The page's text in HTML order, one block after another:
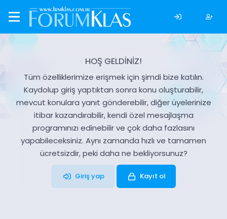
HOŞ GELDİNİZ!
Tüm özelliklerimize erişmek için şimdi bize katılın.
Kaydolup giriş yaptıktan sonra konu oluşturabilir,
mevcut konulara yanıt gönderebilir, diğer üyelerinize
itibar kazandırabilir, kendi özel mesajlaşma
programınızı edinebilir ve çok daha fazlasını
yapabileceksiniz. Aynı zamanda hızlı ve tamamen
ücretsizdir, peki daha ne bekliyorsunuz?
Giriş yap Kayıt ol